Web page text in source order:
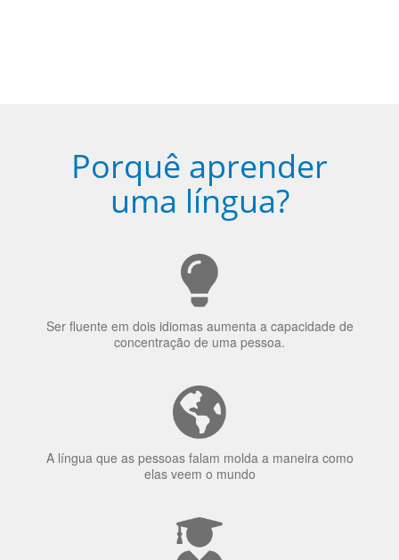
Porquê aprender
uma língua?
concentração de uma pessoa.
elas veem o mundo